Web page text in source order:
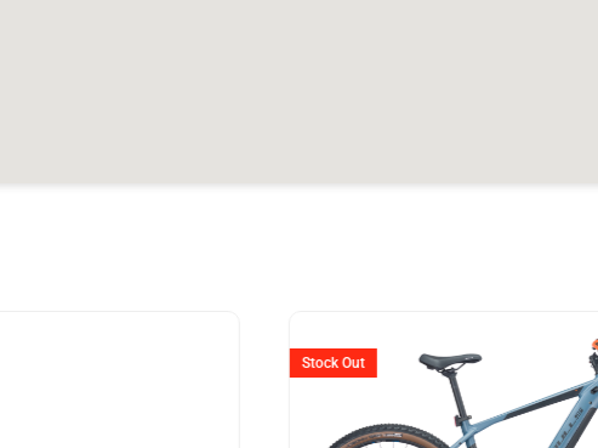
Preis
Preis
ist: